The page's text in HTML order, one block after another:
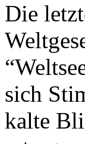
Die
sich
kalte